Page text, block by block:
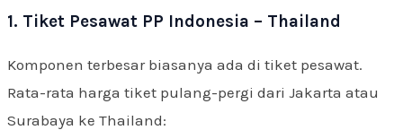
1. Tiket Pesawat PP Indonesia – Thailand
Komponen terbesar biasanya ada di tiket pesawat.
Rata-rata harga tiket pulang-pergi dari Jakarta atau
Surabaya ke Thailand: